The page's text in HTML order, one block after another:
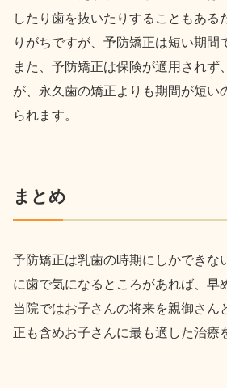
したり歯を抜いたりすることもある
りがちですが、予防矯正は短い期間
また、予防矯正は保険が適用されず
が、永久歯の矯正よりも期間が短い
られます。
まとめ
予防矯正は乳歯の時期にしかできな
に歯で気になるところがあれば、早
当院ではお子さんの将来を親御さん
正も含めお子さんに最も適した治療